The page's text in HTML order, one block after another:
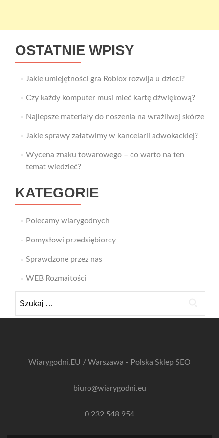
OSTATNIE WPISY
Jakie umiejętności gra Roblox rozwija u dzieci?
Czy każdy komputer musi mieć kartę dźwiękową?
Najlepsze materiały do noszenia na wrażliwej skórze
Jakie sprawy załatwimy w kancelarii adwokackiej?
Wycena znaku towarowego – co warto na ten
temat wiedzieć?
KATEGORIE
Polecamy wiarygodnych
Pomysłowi przedsiębiorcy
Sprawdzone przez nas
WEB Rozmaitości
Wiarygodni.EU / Warszawa - Polska Sklep SEO
biuro@wiarygodni.eu
0 232 548 954